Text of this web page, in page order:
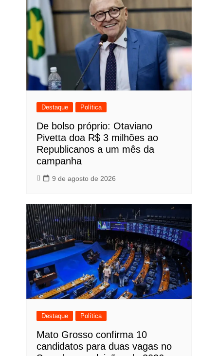
Destaque Política
De bolso próprio: Otaviano
Pivetta doa R$ 3 milhões ao
Republicanos a um mês da
campanha
9 de agosto de 2026
Destaque Política
Mato Grosso confirma 10
candidatos para duas vagas no